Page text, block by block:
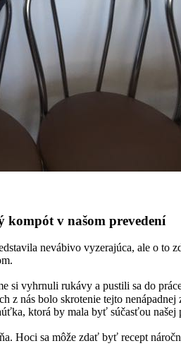
kompót v našom prevedení
nevábivo vyzerajúca, ale o to
si vyhrnuli rukávy a pustili sa do
nás bolo skrotenie tejto
ktorá by mala byť súčasťou
Hoci sa môže zdať byť recept